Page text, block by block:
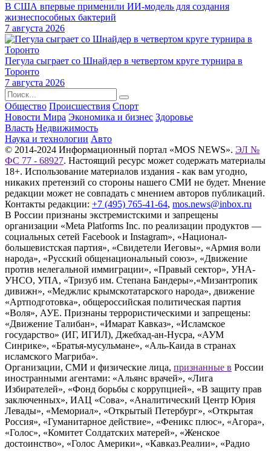
В США впервые применили ИИ-модель для создания
жизнеспособных бактерий
7 августа 2026
Пегула сыграет со Шнайдер в четвертом круге турнира в
Торонто
7 августа 2026
Общество Происшествия Спорт
Новости Мира Экономика и бизнес Здоровье
Власть Недвижимость
Наука и технологии Авто
© 2014-2024 Информационный портал «MOS NEWS». ЭЛ №
ФС 77 - 68927. Настоящий ресурс может содержать материалы
18+. Использование материалов издания - как вам угодно,
никаких претензий со стороны нашего СМИ не будет. Мнение
редакции может не совпадать с мнением авторов публикаций.
Контакты редакции: +7 (495) 765-41-64, mos.news@inbox.ru
В России признаны экстремистскими и запрещены
организации «Meta Platforms Inc. по реализации продуктов —
социальных сетей Facebook и Instagram», «Национал-
большевистская партия», «Свидетели Иеговы», «Армия воли
народа», «Русский общенациональный союз», «Движение
против нелегальной иммиграции», «Правый сектор», УНА-
УНСО, УПА, «Тризуб им. Степана Бандеры»,«Мизантропик
дивижн», «Меджлис крымскотатарского народа», движение
«Артподготовка», общероссийская политическая партия
«Воля», АУЕ. Признаны террористическими и запрещены:
«Движение Талибан», «Имарат Кавказ», «Исламское
государство» (ИГ, ИГИЛ), Джебхад-ан-Нусра, «АУМ
Синрике», «Братья-мусульмане», «Аль-Каида в странах
исламского Магриба».
Организации, СМИ и физические лица, признанные в России
иностранными агентами: «Альянс врачей», «Лига
Избирателей», «Фонд борьбы с коррупцией», «В защиту прав
заключенных», ИАЦ «Сова», «Аналитический Центр Юрия
Левады», «Мемориал», «Открытый Петербург», «Открытая
Россия», «Гуманитарное действие», «Феникс плюс», «Агора»,
«Голос», «Комитет Солдатских матерей», «Женское
достоинство», «Голос Америки», «Кавказ.Реалии», «Радио